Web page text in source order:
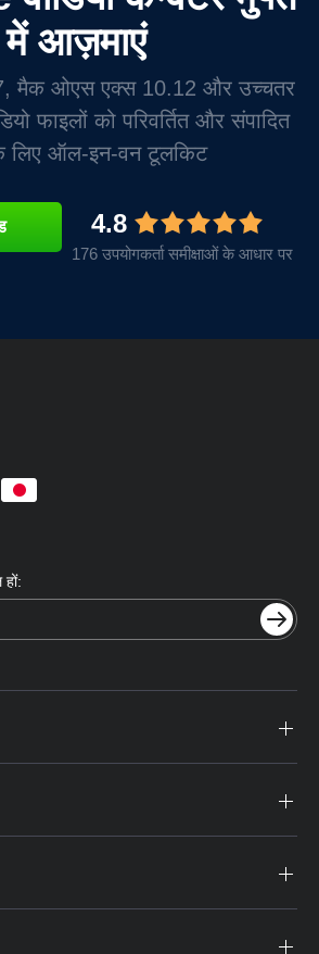
में आज़माएं
मैक ओएस एक्स 10.12 और उच्चतर
फाइलों को परिवर्तित और संपादित
लिए ऑल-इन-वन टूलकिट
4.8
176 उपयोगकर्ता समीक्षाओं के आधार पर
हों: